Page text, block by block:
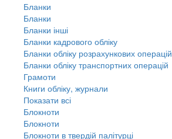
Бланки
Бланки
Бланки інші
Бланки кадрового обліку
Бланки обліку розрахункових операцій
Бланки обліку транспортних операцій
Грамоти
Книги обліку, журнали
Показати всі
Блокноти
Блокноти
Блокноти в твердій палітурці